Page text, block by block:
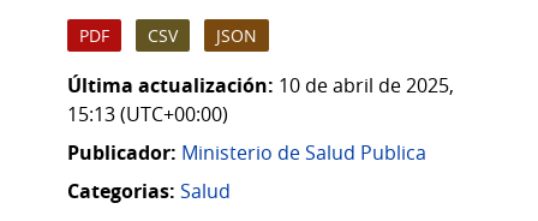
PDF CSV JSON
Última actualización: 10 de abril de 2025,
15:13 (UTC+00:00)
Publicador: Ministerio de Salud Publica
Categorias: Salud